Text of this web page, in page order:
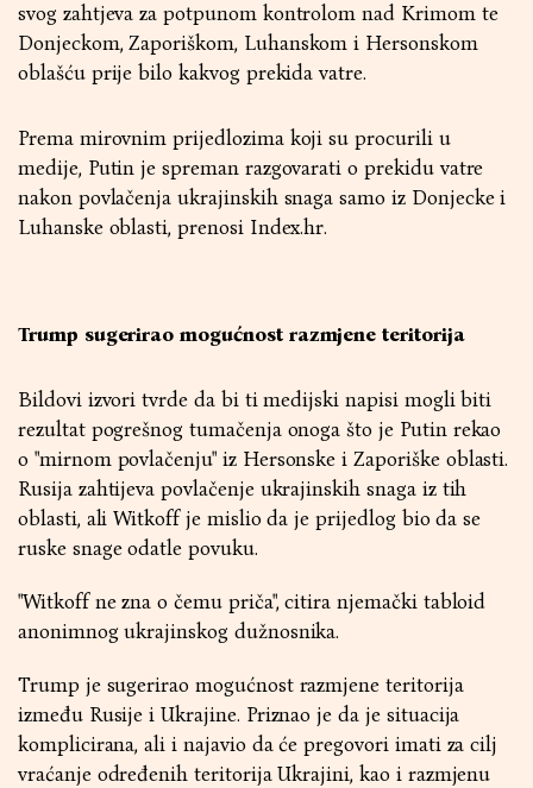
svog zahtjeva za potpunom kontrolom nad Krimom te
Donjeckom, Zaporiškom, Luhanskom i Hersonskom
oblašću prije bilo kakvog prekida vatre.
Prema mirovnim prijedlozima koji su procurili u
medije, Putin je spreman razgovarati o prekidu vatre
nakon povlačenja ukrajinskih snaga samo iz Donjecke i
Luhanske oblasti, prenosi Index.hr.
Trump sugerirao mogućnost razmjene teritorija
Bildovi izvori tvrde da bi ti medijski napisi mogli biti
rezultat pogrešnog tumačenja onoga što je Putin rekao
o "mirnom povlačenju" iz Hersonske i Zaporiške oblasti.
Rusija zahtijeva povlačenje ukrajinskih snaga iz tih
oblasti, ali Witkoff je mislio da je prijedlog bio da se
ruske snage odatle povuku.
"Witkoff ne zna o čemu priča", citira njemački tabloid
anonimnog ukrajinskog dužnosnika.
Trump je sugerirao mogućnost razmjene teritorija
između Rusije i Ukrajine. Priznao je da je situacija
komplicirana, ali i najavio da će pregovori imati za cilj
vraćanje određenih teritorija Ukrajini, kao i razmjenu